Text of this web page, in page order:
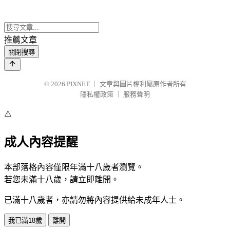
推薦文章
關閉搜尋
© 2026 PIXNET
文章與圖片權利屬原作者所有
隱私權政策
服務聲明
⚠️
成人內容提醒
本部落格內容僅限年滿十八歲者瀏覽。
若您未滿十八歲，請立即離開。
已滿十八歲者，亦請勿將內容提供給未成年人士。
我已滿18歲 離開